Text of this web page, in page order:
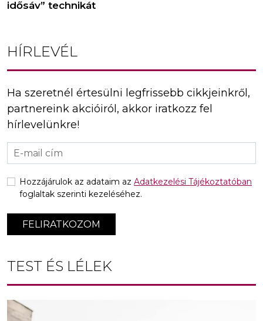
idősáv” technikát
HÍRLEVÉL
Ha szeretnél értesülni legfrissebb cikkjeinkről,
partnereink akcióiról, akkor iratkozz fel
hírlevelünkre!
FELIRATKOZOM
Hozzájárulok az adataim az Adatkezelési Tájékoztatóban
foglaltak szerinti kezeléséhez.
TEST ÉS LÉLEK